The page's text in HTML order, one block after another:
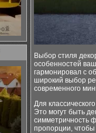
Выбор стиля
особенностей
гармонировал с
широкий выбор
современного
Для
Это могут быть
симметричность
пропорции, чтобы